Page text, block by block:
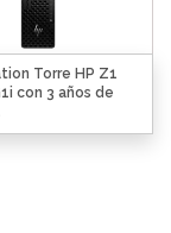
Torre HP Z1
con 3 años de